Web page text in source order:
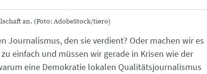
an. (Foto: AdobeStock/tiero)
Journalismus, den sie verdient? Oder machen wir es
einfach und müssen wir gerade in Krisen wie der
eine Demokratie lokalen Qualitätsjournalismus